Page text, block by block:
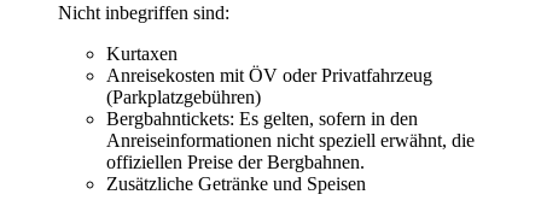
Nicht inbegriffen sind:
Kurtaxen
Anreisekosten mit ÖV oder Privatfahrzeug
(Parkplatzgebühren)
Bergbahntickets: Es gelten, sofern in den
Anreiseinformationen nicht speziell erwähnt, die
offiziellen Preise der Bergbahnen.
Zusätzliche Getränke und Speisen